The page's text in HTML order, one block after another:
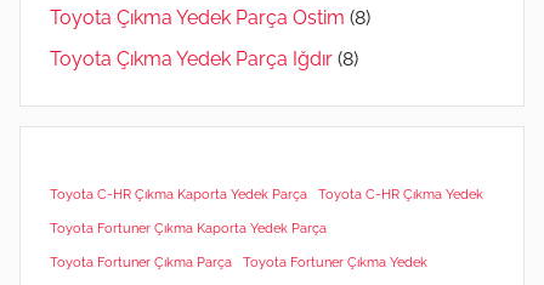
Toyota Çıkma Yedek Parça Ostim (8)
Toyota Çıkma Yedek Parça Iğdır (8)
Toyota C-HR Çıkma Kaporta Yedek Parça Toyota C-HR Çıkma Yedek
Toyota Fortuner Çıkma Kaporta Yedek Parça
Toyota Fortuner Çıkma Parça Toyota Fortuner Çıkma Yedek